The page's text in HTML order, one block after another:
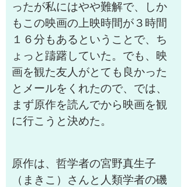
ったが私にはやや難解で、しか
もこの映画の上映時間が３時間
１６分もあるということで、ち
ょっと躊躇していた。でも、映
画を観た友人がとても良かった
とメールをくれたので、では、
まず原作を読んでから映画を観
に行こうと決めた。
原作は、哲学者の宮野真生子
（まきこ）さんと人類学者の磯